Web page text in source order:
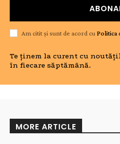
Am citit și sunt de acord cu Politica
Te ținem la curent cu
în fiecare săptămână.
MORE ARTICLE